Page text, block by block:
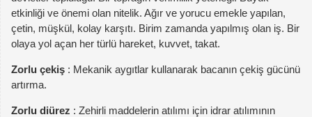
etkinliği ve önemi olan nitelik. Ağır ve yorucu emekle yapılan,
çetin, müşkül, kolay karşıtı. Birim zamanda yapılmış olan iş. Bir
olaya yol açan her türlü hareket, kuvvet, takat.
Zorlu çekiş : Mekanik aygıtlar kullanarak bacanın çekiş gücünü
artırma.
Zorlu diürez : Zehirli maddelerin atılımı için idrar atılımının